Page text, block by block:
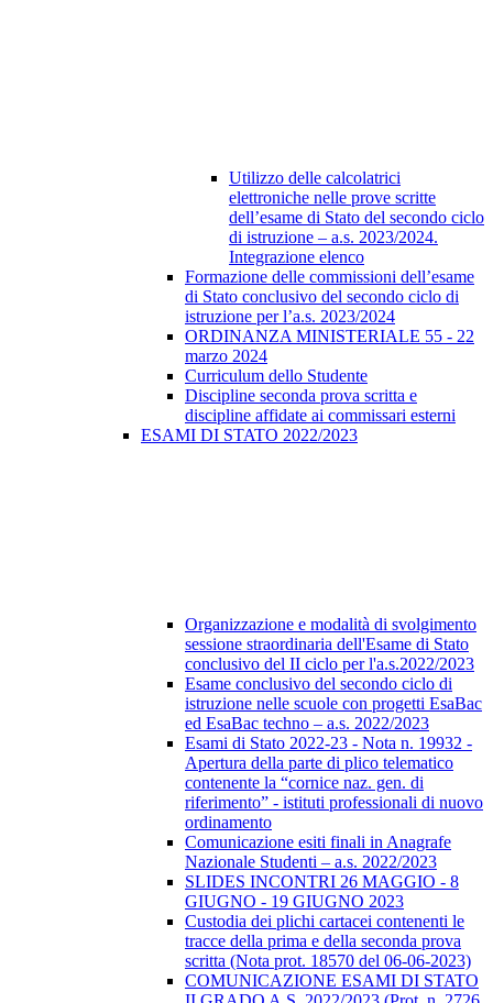
Utilizzo delle calcolatrici
elettroniche nelle prove scritte
dell’esame di Stato del secondo ciclo
di istruzione – a.s. 2023/2024.
Integrazione elenco
Formazione delle commissioni dell’esame
di Stato conclusivo del secondo ciclo di
istruzione per l’a.s. 2023/2024
ORDINANZA MINISTERIALE 55 - 22
marzo 2024
Curriculum dello Studente
Discipline seconda prova scritta e
discipline affidate ai commissari esterni
ESAMI DI STATO 2022/2023
Organizzazione e modalità di svolgimento
sessione straordinaria dell'Esame di Stato
conclusivo del II ciclo per l'a.s.2022/2023
Esame conclusivo del secondo ciclo di
istruzione nelle scuole con progetti EsaBac
ed EsaBac techno – a.s. 2022/2023
Esami di Stato 2022-23 - Nota n. 19932 -
Apertura della parte di plico telematico
contenente la “cornice naz. gen. di
riferimento” - istituti professionali di nuovo
ordinamento
Comunicazione esiti finali in Anagrafe
Nazionale Studenti – a.s. 2022/2023
SLIDES INCONTRI 26 MAGGIO - 8
GIUGNO - 19 GIUGNO 2023
Custodia dei plichi cartacei contenenti le
tracce della prima e della seconda prova
scritta (Nota prot. 18570 del 06-06-2023)
COMUNICAZIONE ESAMI DI STATO